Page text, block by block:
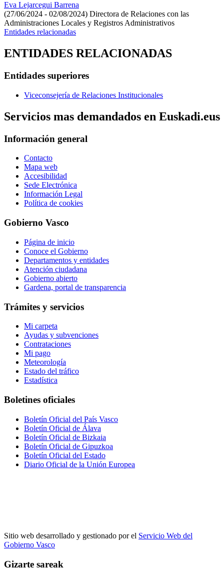
Eva Lejarcegui Barrena
(27/06/2024 - 02/08/2024) Directora de Relaciones con las
Administraciones Locales y Registros Administrativos
Entidades relacionadas
ENTIDADES RELACIONADAS
Entidades superiores
Viceconsejería de Relaciones Institucionales
Servicios mas demandados en Euskadi.eus
Información general
Contacto
Mapa web
Accesibilidad
Sede Electrónica
Información Legal
Política de cookies
Gobierno Vasco
Página de inicio
Conoce el Gobierno
Departamentos y entidades
Atención ciudadana
Gobierno abierto
Gardena, portal de transparencia
Trámites y servicios
Mi carpeta
Ayudas y subvenciones
Contrataciones
Mi pago
Meteorología
Estado del tráfico
Estadística
Boletines oficiales
Boletín Oficial del País Vasco
Boletín Oficial de Álava
Boletín Oficial de Bizkaia
Boletín Oficial de Gipuzkoa
Boletín Oficial del Estado
Diario Oficial de la Unión Europea
Sitio web desarrollado y gestionado por el Servicio Web del
Gobierno Vasco
Gizarte sareak